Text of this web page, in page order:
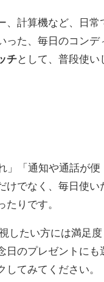
、計算機など、日常
った、毎日のコンデ
チとして、普段使い
」「通知や通話が便
けでなく、毎日使い
りです。
したい方には満足度
日のプレゼントにも
てみてください。